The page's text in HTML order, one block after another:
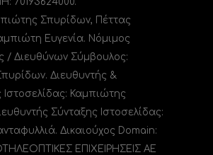
Σπυρίδων, Πέττας
Ευγενία. Νόμιμος
Διευθύνων Σύμβουλος:
Διευθυντής &
Ιστοσελίδας: Καμπιώτης
Σύνταξης Ιστοσελίδας:
Δικαιούχος Domain:
ΕΠΙΧΕΙΡΗΣΕΙΣ ΑΕ